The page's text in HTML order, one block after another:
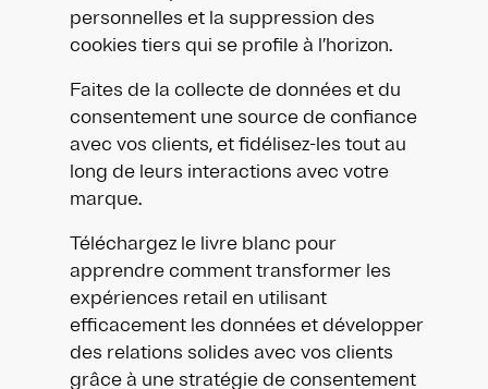
personnelles et la suppression des
cookies tiers qui se profile à l’horizon.
Faites de la collecte de données et du
consentement une source de confiance
avec vos clients, et fidélisez-les tout au
long de leurs interactions avec votre
marque.
Téléchargez le livre blanc pour
apprendre comment transformer les
expériences retail en utilisant
efficacement les données et développer
des relations solides avec vos clients
grâce à une stratégie de consentement